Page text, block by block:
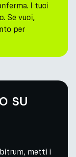
I tuoi
Se vuoi,
per
su
metti i